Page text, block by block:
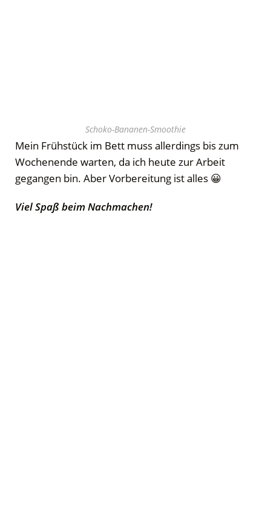
Schoko-Bananen-Smoothie
Mein Frühstück im Bett muss allerdings bis zum
Wochenende warten, da ich heute zur Arbeit
gegangen bin. Aber Vorbereitung ist alles 😀
Viel Spaß beim Nachmachen!